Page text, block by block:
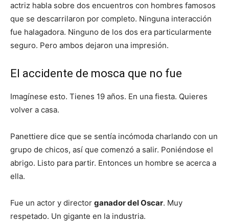
actriz habla sobre dos encuentros con hombres famosos
que se descarrilaron por completo. Ninguna interacción
fue halagadora. Ninguno de los dos era particularmente
seguro. Pero ambos dejaron una impresión.
El accidente de mosca que no fue
Imagínese esto. Tienes 19 años. En una fiesta. Quieres
volver a casa.
Panettiere dice que se sentía incómoda charlando con un
grupo de chicos, así que comenzó a salir. Poniéndose el
abrigo. Listo para partir. Entonces un hombre se acerca a
ella.
Fue un actor y director ganador del Oscar. Muy
respetado. Un gigante en la industria.